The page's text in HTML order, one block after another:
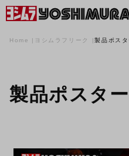
Home ヨシムラフリーク 製品ポス
製品ポスタ